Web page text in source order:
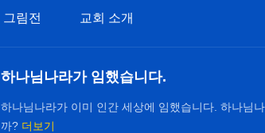
그림전 교회 소개
하나님나라가 임했습니다.
하나님나라가 이미 인간 세상에 임했습니다. 하나님
까? 더보기